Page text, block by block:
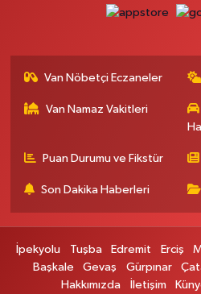
0 (432) 354 37 36 Yol Tarifi Al
BAHÇELİEVLER MAH.MUSLİH GÖRENTAŞ
0 (501) 322 00 65 Yol Tarifi Al
VANYOLU CADDESİ NO:42
0 (532) 689 22 50 Yol Tarifi Al
Van Nöbetçi Eczaneler
Van Namaz Vakitleri
Puan Durumu ve Fikstür
Son Dakika Haberleri
İpekyolu Tuşba Edremit Erciş
Başkale
Gevaş Gürpınar
Hakkımızda
İletişim